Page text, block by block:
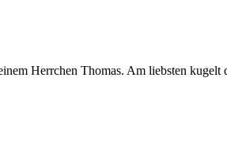
Herrchen Thomas. Am liebsten